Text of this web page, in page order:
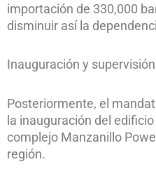
importación de 330,000
disminuir así la
Inauguración y
Posteriormente, el
la inauguración del
complejo Manzanillo
región.